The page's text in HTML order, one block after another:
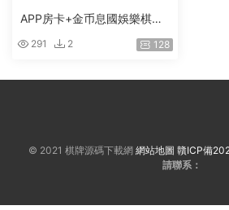
APP房卡+金币息國娛樂棋牌
291 2 128
© 2021 棋牌源碼下載網 網站地圖 贛ICP備
請聯系：